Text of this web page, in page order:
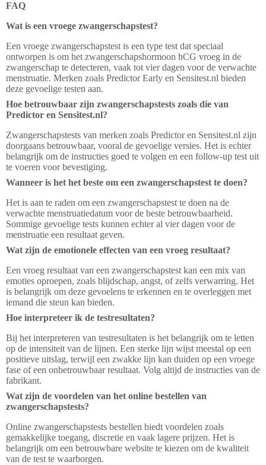
FAQ
Wat is een vroege zwangerschapstest?
Een vroege zwangerschapstest is een type test dat speciaal
ontworpen is om het zwangerschapshormoon hCG vroeg in de
zwangerschap te detecteren, vaak tot vier dagen voor de verwachte
menstruatie. Merken zoals Predictor Early en Sensitest.nl bieden
deze gevoelige testen aan.
Hoe betrouwbaar zijn zwangerschapstests zoals die van
Predictor en Sensitest.nl?
Zwangerschapstests van merken zoals Predictor en Sensitest.nl zijn
doorgaans betrouwbaar, vooral de gevoelige versies. Het is echter
belangrijk om de instructies goed te volgen en een follow-up test uit
te voeren voor bevestiging.
Wanneer is het het beste om een zwangerschapstest te doen?
Het is aan te raden om een zwangerschapstest te doen na de
verwachte menstruatiedatum voor de beste betrouwbaarheid.
Sommige gevoelige tests kunnen echter al vier dagen voor de
menstruatie een resultaat geven.
Wat zijn de emotionele effecten van een vroeg resultaat?
Een vroeg resultaat van een zwangerschapstest kan een mix van
emoties oproepen, zoals blijdschap, angst, of zelfs verwarring. Het
is belangrijk om deze gevoelens te erkennen en te overleggen met
iemand die steun kan bieden.
Hoe interpreteer ik de testresultaten?
Bij het interpreteren van testresultaten is het belangrijk om te letten
op de intensiteit van de lijnen. Een sterke lijn wijst meestal op een
positieve uitslag, terwijl een zwakke lijn kan duiden op een vroege
fase of een onbetrouwbaar resultaat. Volg altijd de instructies van de
fabrikant.
Wat zijn de voordelen van het online bestellen van
zwangerschapstests?
Online zwangerschapstests bestellen biedt voordelen zoals
gemakkelijke toegang, discretie en vaak lagere prijzen. Het is
belangrijk om een betrouwbare website te kiezen om de kwaliteit
van de test te waarborgen.